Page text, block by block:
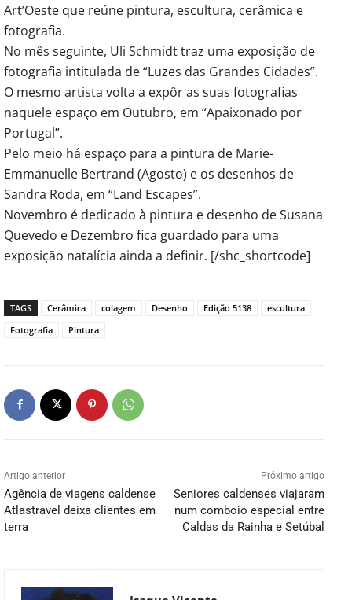
Art’Oeste que reúne pintura, escultura, cerâmica e
fotografia.
No mês seguinte, Uli Schmidt traz uma exposição de
fotografia intitulada de “Luzes das Grandes Cidades”.
O mesmo artista volta a expôr as suas fotografias
naquele espaço em Outubro, em “Apaixonado por
Portugal”.
Pelo meio há espaço para a pintura de Marie-
Emmanuelle Bertrand (Agosto) e os desenhos de
Sandra Roda, em “Land Escapes”.
Novembro é dedicado à pintura e desenho de Susana
Quevedo e Dezembro fica guardado para uma
exposição natalícia ainda a definir. [/shc_shortcode]
TAGS Cerâmica colagem Desenho Edição 5138
escultura
Fotografia
Pintura
Artigo anterior
Agência de viagens caldense
Atlastravel deixa clientes em
terra
Próximo artigo
Seniores caldenses viajaram
num comboio especial entre
Caldas da Rainha e Setúbal